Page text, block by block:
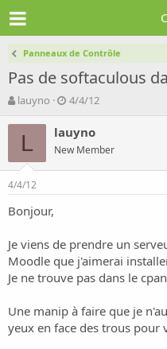
Panneaux de Contrôle
Pas de softaculous
A
t
r
d
l
d
i
c
s
s
lauyno
D
t
e
d
e
t
4/4/12
L lauyno
New Member
4/4/12
Bonjour,
Je viens de prendre un
Moodle que j'aimerai
Je ne trouve pas dans le
Une manip à faire que je
yeux en face des trous pour